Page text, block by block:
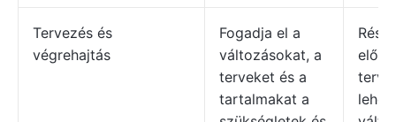
Tervezés és
végrehajtás
Fogadja el a
változásokat, a
terveket és a
tartalmakat a